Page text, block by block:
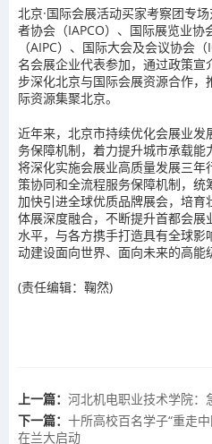
北京·国际会展活动买家考察团专
者协会（IAPCO）、国际展览业协
（AIPC）、国际大会及会议协会
名会展企业代表参加，通过政策
步深化北京与国际会展资源合作
际资源集聚北京。
近年来，北京市持续优化会展业
务保障机制，着力提升城市承载
将深化实施会展业高质量发展三
策协同和全流程服务保障机制，统
加快引进全球优质品牌展会，培
体展深度融合，不断提升首都会
水平，与各方携手打造具有全球影
动建设面向世界、面向未来的高能
(责任编辑：鞠然)
上一篇： 河北机电职业技术学院：
下一篇： 十所高校百名学子“重走
在兰大启动